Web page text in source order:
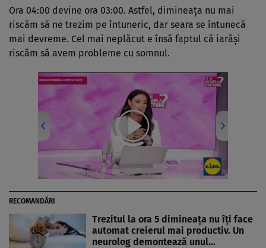
Ora 04:00 devine ora 03:00. Astfel, dimineaţa nu mai
riscăm să ne trezim pe întuneric, dar seara se întunecă
mai devreme. Cel mai neplăcut e însă faptul că iarăşi
riscăm să avem probleme cu somnul.
00:00 06:08
RECOMANDĂRI
Trezitul la ora 5 dimineața nu îți face
automat creierul mai productiv. Un
neurolog demontează unul…